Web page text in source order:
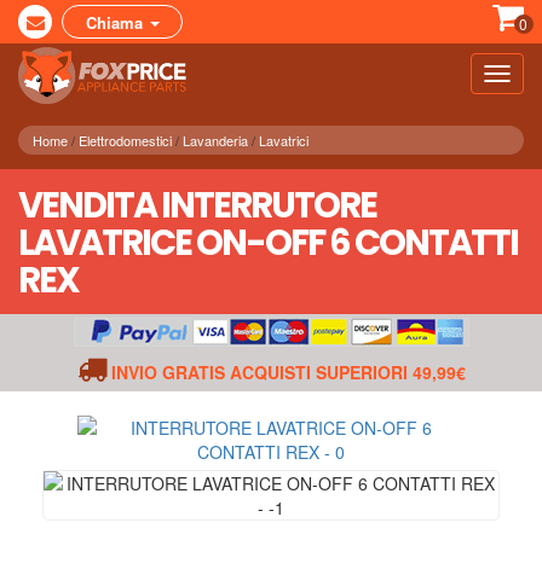
Chiama 0
Home Elettrodomestici Lavanderia Lavatrici
VENDITA INTERRUTORE
LAVATRICE ON-OFF 6 CONTATTI
REX
INVIO GRATIS ACQUISTI SUPERIORI 49,99€